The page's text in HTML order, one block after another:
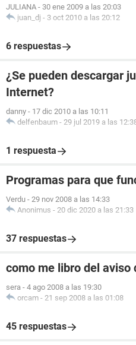
JULIANA - 30 ene 2009 a las 20:03
juan_dj - 3 oct 2010 a las 20:12
6 respuestas
¿Se pueden descargar
Internet?
danny - 17 dic 2010 a las 10:11
delfenbaum - 29 jul 2019 a las
1 respuesta
Programas para que
Verdu - 29 nov 2008 a las 14:33
Anonimus - 20 dic 2020 a las 21:33
37 respuestas
como me libro del aviso
sera - 4 ago 2008 a las 19:30
orcam - 21 sep 2008 a las 01:08
45 respuestas